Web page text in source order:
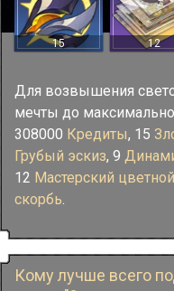
15 12
Для возвышения
мечты до
308000 Кредиты, 15
Грубый эскиз, 9
12 Мастерский
скорбь.
Кому лучше всего